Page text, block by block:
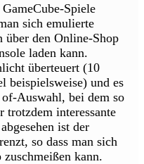
Spiele
sich emulierte
über den Online-Shop
laden kann.
überteuert (10
beispielsweise) und es
Auswahl, bei dem so
trotzdem interessante
ist der
so dass man sich
kann.